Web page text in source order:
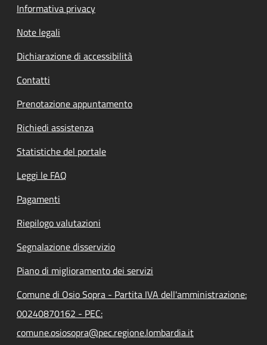
Informativa privacy
Note legali
Dichiarazione di accessibilità
Contatti
Prenotazione appuntamento
Richiedi assistenza
Statistiche del portale
Leggi le FAQ
Pagamenti
Riepilogo valutazioni
Segnalazione disservizio
Piano di miglioramento dei servizi
Comune di Osio Sopra - Partita IVA dell'amministrazione:
00240870162 - PEC:
comune.osiosopra@pec.regione.lombardia.it